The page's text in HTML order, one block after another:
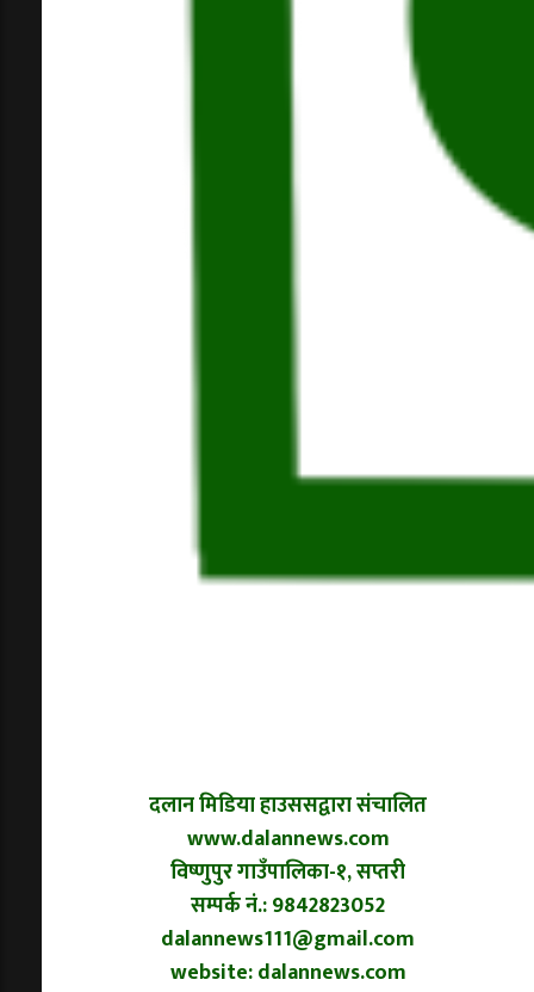
दलान मिडिया हाउससद्वारा संचालित
www.dalannews.com
विष्णुपुर गाउँपालिका-१, सप्तरी
सम्पर्क नं.: 9842823052
dalannews111@gmail.com
website: dalannews.com